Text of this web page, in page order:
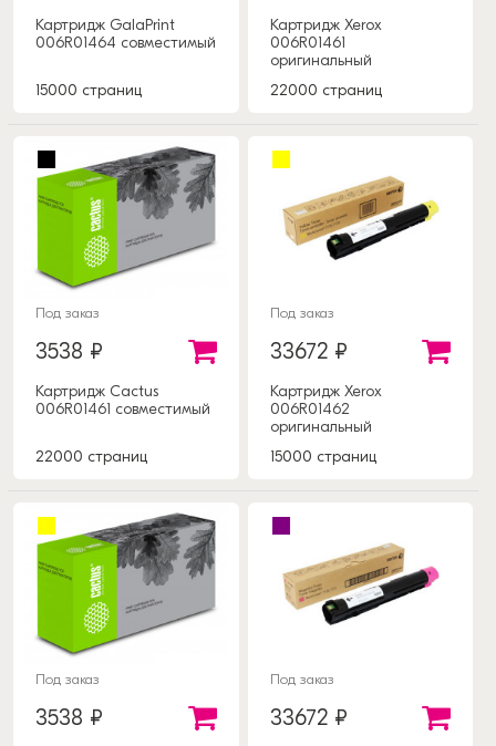
Картридж GalaPrint
006R01464 совместимый
15000 страниц
Картридж Xerox
006R01461
оригинальный
22000 страниц
Под заказ
3538 ₽
Картридж Cactus
006R01461 совместимый
22000 страниц
Под заказ
33672 ₽
Картридж Xerox
006R01462
оригинальный
15000 страниц
Под заказ
3538 ₽
Под заказ
33672 ₽